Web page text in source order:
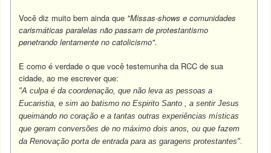
Você diz muito bem ainda que "Missas-shows e comunidades
carismáticas paralelas não passam de protestantismo
penetrando lentamente no catolicismo".
E como é verdade o que você testemunha da RCC de sua
cidade, ao me escrever que:
"A culpa é da coordenação, que não leva as pessoas a
Eucaristia, e sim ao batismo no Espirito Santo , a sentir Jesus
queimando no coração e a tantas outras experiências místicas
que geram conversões de no máximo dois anos, ou que fazem
da Renovação porta de entrada para as garagens protestantes".